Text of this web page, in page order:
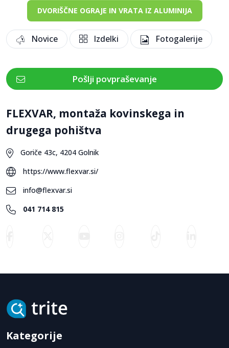
DVORIŠČNE OGRAJE IN VRATA IZ ALUMINIJA
Novice Izdelki Fotogalerije
Pošlji povpraševanje
FLEXVAR, montaža kovinskega in
drugega pohištva
Goriče 43c, 4204 Golnik
https://www.flexvar.si/
info@flexvar.si
041 714 815
Kategorije